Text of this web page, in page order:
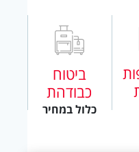
ביטוח
כבודהת
כלול במחיר